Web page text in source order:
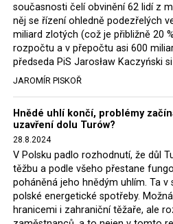
Rozhodnutí polského ministra
německé, české a polské
představit, že by o takové věci
Bodnar. Musel získat politický
Stále jsou totiž platné
že důl i elektrárna jsou – kromě
polského energetického mixu –
se svými dceřinými
tisíc lidí. Navíc s činností dolu
souvisí dalších několik desítek
regionu. Zelená politika ale
Rozhodnutí polského ministra
současnosti čelí obvinění 62 lidí z
něj se řízení ohledně podezřelých
miliard zlotých (což je přibližně 20
rozpočtu a v přepočtu asi 600
předseda PiS Jarosław Kaczyński
JAROMÍR PISKOŘ
Hnědé uhlí končí, problémy
uzavření dolu Turów?
28.8.2024
V Polsku padlo rozhodnutí, že důl
těžbu a podle všeho přestane
poháněná jeho hnědým uhlím. Ta v
polské energetické spotřeby.
hranicemi i zahraniční těžaře, ale